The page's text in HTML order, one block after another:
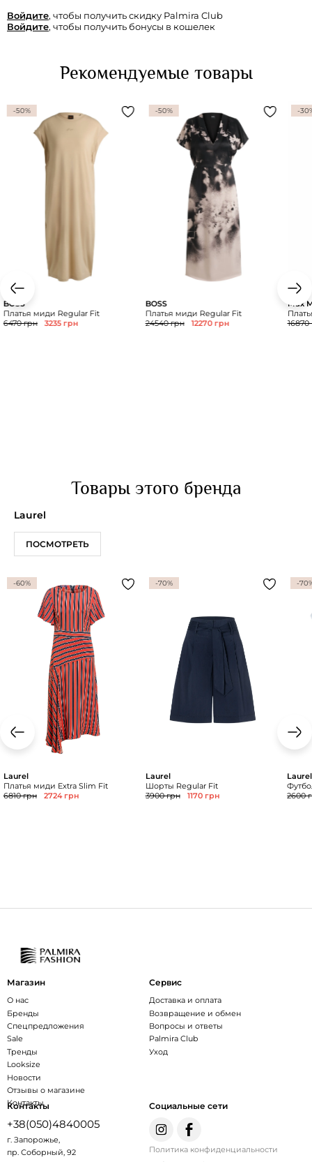
Войдите, чтобы получить скидку Palmira Club
Войдите, чтобы получить бонусы в кошелек
Рекомендуемые товары
-50%
BOSS
Платья миди Regular Fit
6470 грн
3235 грн
-50%
BOSS
Платья миди Regular Fit
24540 грн
12270 грн
-
Max
16870
Товары этого бренда
Laurel
ПОСМОТРЕТЬ
-60%
Laurel
Платья миди Extra Slim Fit
6810 грн
2724 грн
-70%
Laurel
Шорты Regular Fit
3900 грн
1170 грн
-
Laurel
2600
Магазин
О нас
Бренды
Спецпредложения
Sale
Тренды
Looksize
Новости
Отзывы о магазине
Контакты
Сервис
Доставка и оплата
Возвращение и обмен
Вопросы и ответы
Palmira Club
Уход
Контакты
+38(050)4840005
г. Запорожье,
пр. Соборный, 92
Социальные сети
Политика конфиденциальности